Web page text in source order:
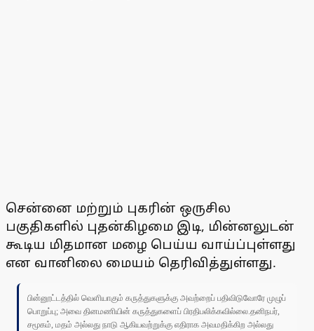
சென்னை மற்றும் புகரின் ஒருசில
பகுதிகளில் புதன்கிழமை இடி, மின்னலுடன்
கூடிய மிதமான மழை பெய்ய வாய்ப்புள்ளது
என வானிலை மையம் தெரிவித்துள்ளது.
பின்னூட்டத்தில் வெளியாகும் கருத்துகளுக்கு அவற்றைப் பதிவிடுவோரே முழுப்
பொறுப்பு; அவை தினமணியின் கருத்துகளைப் பிரதிபலிக்கவில்லை.தனிநபர்,
சமூகம், மதம் அல்லது நாடு ஆகியவற்றுக்கு எதிராக அவமதிக்கிற அல்லது